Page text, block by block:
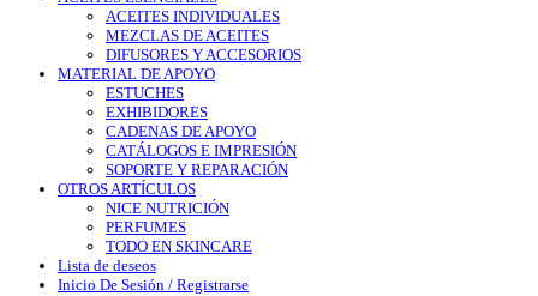
ACEITES INDIVIDUALES
MEZCLAS DE ACEITES
DIFUSORES Y ACCESORIOS
MATERIAL DE APOYO
ESTUCHES
EXHIBIDORES
CADENAS DE APOYO
CATÁLOGOS E IMPRESIÓN
SOPORTE Y REPARACIÓN
OTROS ARTÍCULOS
NICE NUTRICIÓN
PERFUMES
TODO EN SKINCARE
Lista de deseos
Inicio De Sesión / Registrarse